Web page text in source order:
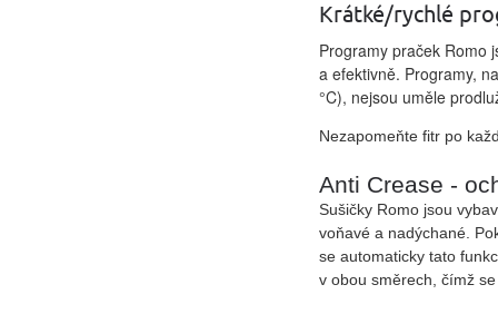
Krátké/rychlé
Programy praček Romo
a efektivně. Programy,
°C), nejsou uměle
Nezapomeňte fitr po
Anti Crease -
Sušičky Romo jsou
voňavé a nadýchané.
se automaticky tato
v obou směrech, čímž